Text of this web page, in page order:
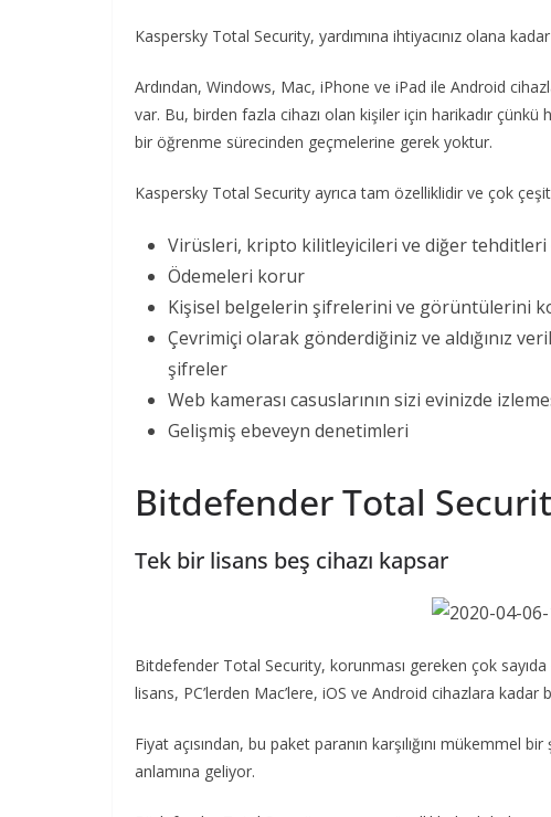
Kaspersky Total Security, yardımına ihtiyacınız olana
Ardından, Windows, Mac, iPhone ve iPad ile Android
var. Bu, birden fazla cihazı olan kişiler için harikadır
bir öğrenme sürecinden geçmelerine gerek yoktur.
Kaspersky Total Security ayrıca tam özelliklidir ve çok
Virüsleri, kripto kilitleyicileri ve diğer
Ödemeleri korur
Kişisel belgelerin şifrelerini ve görüntülerini
Çevrimiçi olarak gönderdiğiniz ve aldığınız
şifreler
Web kamerası casuslarının sizi evinizde
Gelişmiş ebeveyn denetimleri
Bitdefender Total
Tek bir lisans beş cihazı kapsar
Bitdefender Total Security, korunması gereken çok
lisans, PC’lerden Mac’lere, iOS ve Android cihazlara kadar
Fiyat açısından, bu paket paranın karşılığını mükemmel
anlamına geliyor.